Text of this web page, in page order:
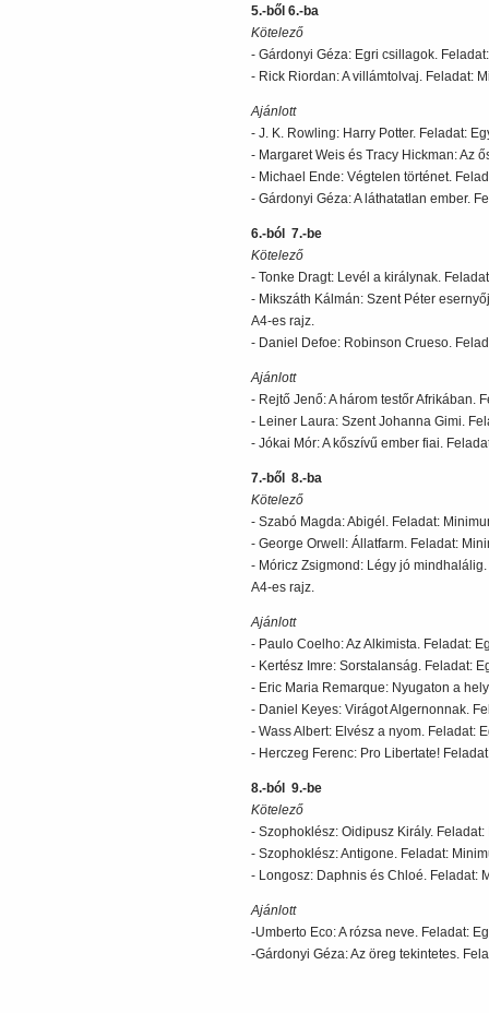
5.-ből 6.-ba
Kötelező
- Gárdonyi Géza: Egri csillagok.
- Rick Riordan: A villámtolvaj. Feladat:
Ajánlott
- J. K. Rowling: Harry Potter. Feladat:
- Margaret Weis és Tracy Hickman: Az
- Michael Ende: Végtelen történet.
- Gárdonyi Géza: A láthatatlan ember.
6.-ból 7.-be
Kötelező
- Tonke Dragt: Levél a királynak.
- Mikszáth Kálmán: Szent Péter
A4-es rajz.
- Daniel Defoe: Robinson Crueso.
Ajánlott
- Rejtő Jenő: A három testőr Afrikában.
- Leiner Laura: Szent Johanna Gimi.
- Jókai Mór: A kőszívű ember fiai.
7.-ből 8.-ba
Kötelező
- Szabó Magda: Abigél. Feladat:
- George Orwell: Állatfarm. Feladat:
- Móricz Zsigmond: Légy jó
A4-es rajz.
Ajánlott
- Paulo Coelho: Az Alkimista. Feladat:
- Kertész Imre: Sorstalanság. Feladat:
- Eric Maria Remarque: Nyugaton a
- Daniel Keyes: Virágot Algernonnak.
- Wass Albert: Elvész a nyom. Feladat:
- Herczeg Ferenc: Pro Libertate!
8.-ból 9.-be
Kötelező
- Szophoklész: Oidipusz Király.
- Szophoklész: Antigone. Feladat:
- Longosz: Daphnis és Chloé. Feladat:
Ajánlott
-Umberto Eco: A rózsa neve. Feladat:
-Gárdonyi Géza: Az öreg tekintetes.